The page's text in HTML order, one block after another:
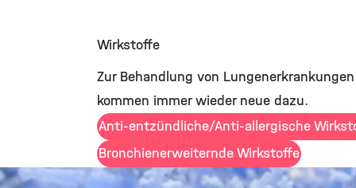
Wirkstoffe
Zur Behandlung von
kommen immer wieder neue dazu.
Anti-entzündliche/Anti-allergische
Bronchienerweiternde Wirkstoffe